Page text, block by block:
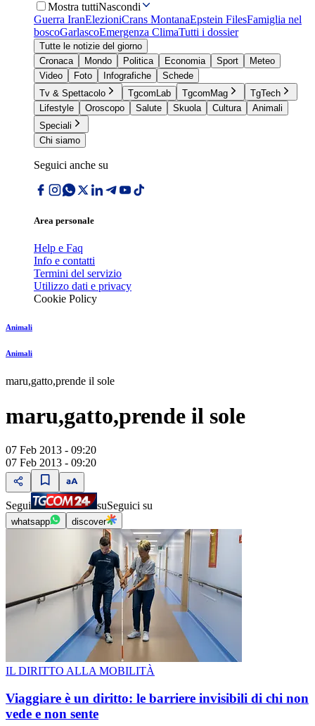
Mostra tuttiNascondi
Guerra IranElezioniCrans MontanaEpstein FilesFamiglia nel
boscoGarlascoEmergenza ClimaTutti i dossier
Tutte le notizie del giorno
Cronaca
Mondo Politica Economia Sport
Meteo
Video
Foto Infografiche
Schede
Tv & Spettacolo
TgcomLab TgcomMag
TgTech
Lifestyle
Oroscopo Salute Skuola Cultura
Animali
Speciali
Chi siamo
Seguici anche su
Area personale
Help e Faq
Info e contatti
Termini del servizio
Utilizzo dati e privacy
Cookie Policy
Animali
Animali
maru,gatto,prende il sole
maru,gatto,prende il sole
07 Feb 2013 - 09:20
07 Feb 2013 - 09:20
Segui suSeguici su
whatsapp discover
IL DIRITTO ALLA MOBILITÀ
Viaggiare è un diritto: le barriere invisibili di chi non
vede e non sente